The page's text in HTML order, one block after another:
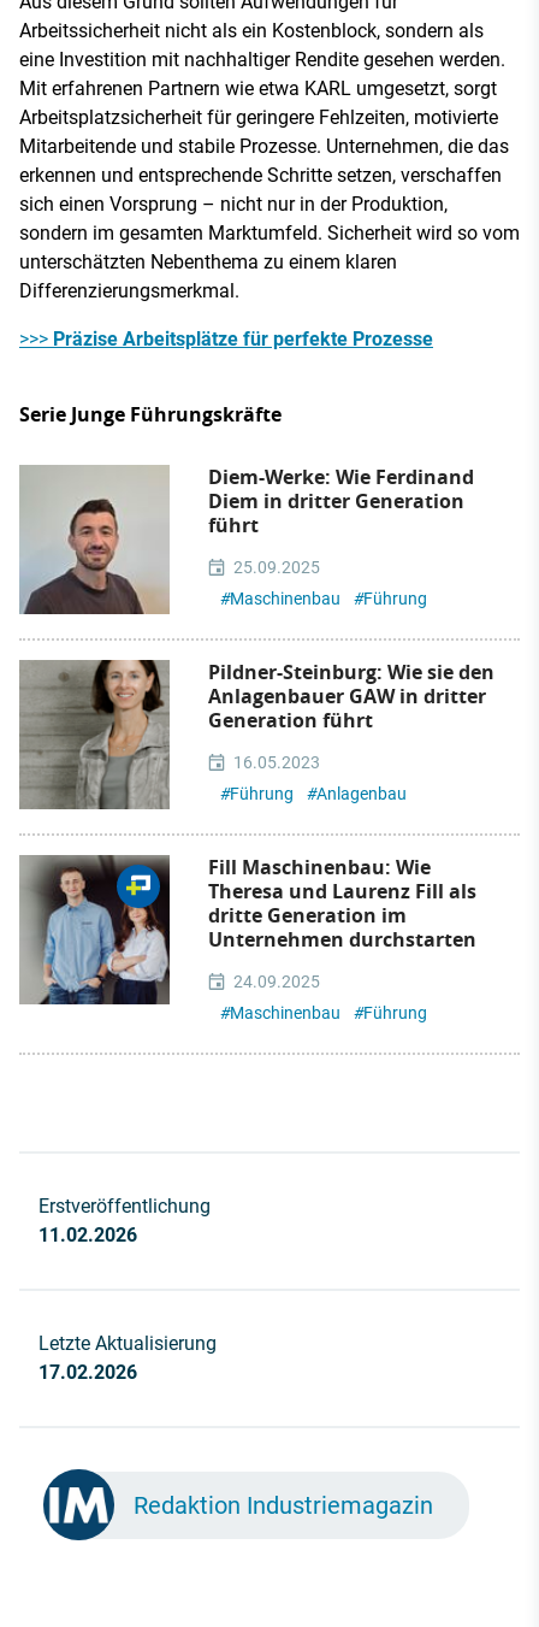
Arbeitssicherheit nicht als ein Kostenblock, sondern als
eine Investition mit nachhaltiger Rendite gesehen werden.
Mit erfahrenen Partnern wie etwa KARL umgesetzt, sorgt
Arbeitsplatzsicherheit für geringere Fehlzeiten, motivierte
Mitarbeitende und stabile Prozesse. Unternehmen, die das
erkennen und entsprechende Schritte setzen, verschaffen
sich einen Vorsprung – nicht nur in der Produktion,
sondern im gesamten Marktumfeld. Sicherheit wird so vom
unterschätzten Nebenthema zu einem klaren
Differenzierungsmerkmal.
>>> Präzise Arbeitsplätze für perfekte Prozesse
Serie Junge Führungskräfte
Diem-Werke: Wie Ferdinand
Diem in dritter Generation
führt
25.09.2025
#Maschinenbau #Führung
Pildner-Steinburg: Wie sie den
Anlagenbauer GAW in dritter
Generation führt
16.05.2023
#Führung #Anlagenbau
Fill Maschinenbau: Wie
Theresa und Laurenz Fill als
dritte Generation im
Unternehmen durchstarten
24.09.2025
#Maschinenbau #Führung
Erstveröffentlichung
11.02.2026
Letzte Aktualisierung
17.02.2026
Redaktion Industriemagazin